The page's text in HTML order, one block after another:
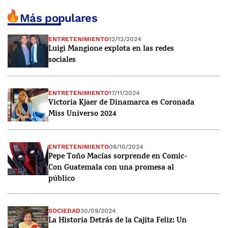
Más populares
ENTRETENIMIENTO12/12/2024
Luigi Mangione explota en las redes
sociales
ENTRETENIMIENTO17/11/2024
Victoria Kjaer de Dinamarca es Coronada
Miss Universo 2024
ENTRETENIMIENTO06/10/2024
Pepe Toño Macías sorprende en Comic-
Con Guatemala con una promesa al
público
SOCIEDAD30/09/2024
La Historia Detrás de la Cajita Feliz: Un